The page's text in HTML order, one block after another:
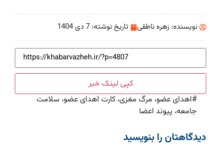
نویسنده: زهره ناطقی تاریخ نوشته: 7 دی 1404
کپی لینک خبر
#اهدای عضو، مرگ مغزی، کارت اهدای عضو، سلامت
جامعه، پیوند اعضا
دیدگاهتان را بنویسید